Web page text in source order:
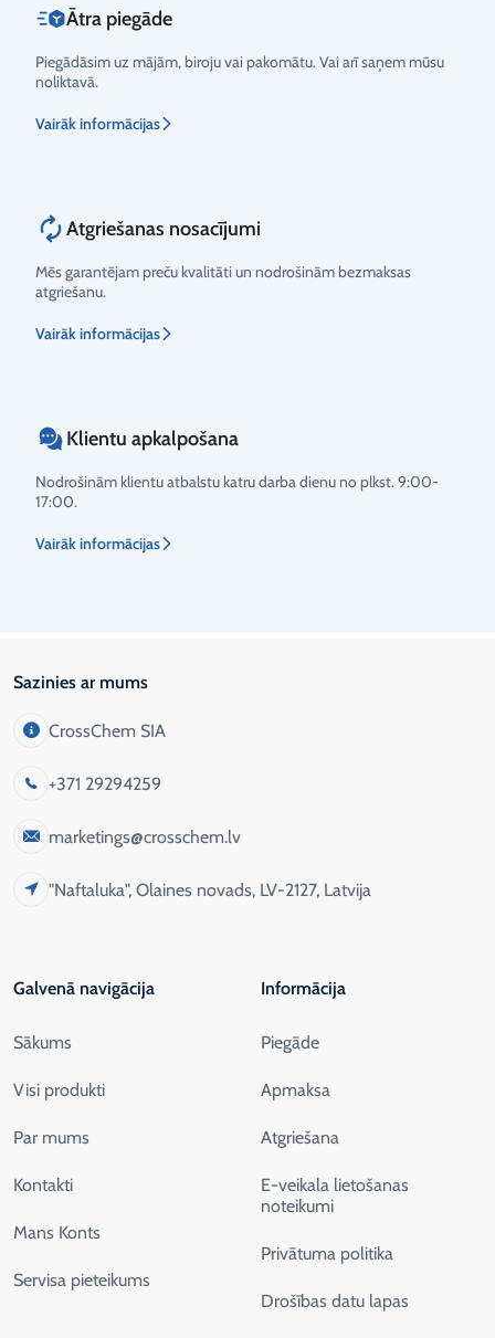
Ātra piegāde
Piegādāsim uz mājām, biroju vai pakomātu. Vai arī saņem mūsu
noliktavā.
Vairāk informācijas
Atgriešanas nosacījumi
Mēs garantējam preču kvalitāti un nodrošinām bezmaksas
atgriešanu.
Vairāk informācijas
Klientu apkalpošana
Nodrošinām klientu atbalstu katru darba dienu no plkst. 9:00-
17:00.
Vairāk informācijas
Sazinies ar mums
CrossChem SIA
+371 29294259
marketings@crosschem.lv
"Naftaluka", Olaines novads, LV-2127, Latvija
Galvenā navigācija
Sākums
Visi produkti
Par mums
Kontakti
Mans Konts
Servisa pieteikums
Informācija
Piegāde
Apmaksa
Atgriešana
E-veikala lietošanas
noteikumi
Privātuma politika
Drošības datu lapas